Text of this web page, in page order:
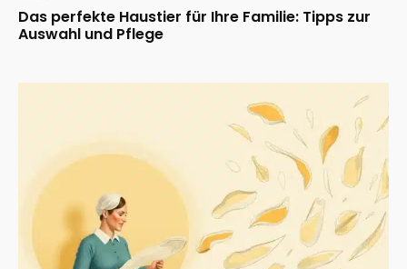
Das perfekte Haustier für Ihre Familie: Tipps zur
Auswahl und Pflege